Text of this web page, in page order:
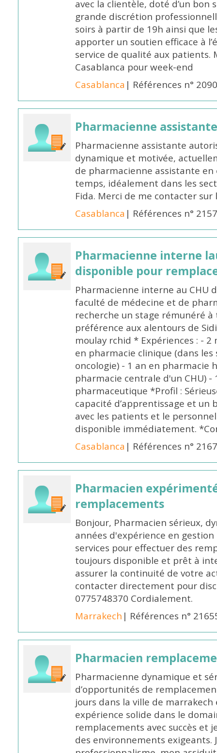
avec la clientèle, doté d’un bon
grande discrétion
soirs à partir de 19h ainsi que
apporter un soutien efficace à
service de qualité aux patients.
Casablanca pour week-end
Casablanca | Références n°
Pharmacienne
Pharmacienne assistante
dynamique et motivée,
de pharmacienne assistante en
temps, idéalement dans les
Fida. Merci de me contacter sur
Casablanca | Références n°
Pharmacienne interne
disponible pour
Pharmacienne interne au CHU
faculté de médecine et de
recherche un stage rémunéré
préférence aux alentours de
moulay rchid * Expériences : -
en pharmacie clinique (dans les
oncologie) - 1 an en pharmacie
pharmacie centrale d'un CHU)
pharmaceutique *Profil :
capacité d’apprentissage et un
avec les patients et le
disponible immédiatement.
Casablanca | Références n°
Pharmacien
remplacements
Bonjour, Pharmacien sérieux,
années d'expérience en
services pour effectuer des
toujours disponible et prêt à
assurer la continuité de votre
contacter directement pour
0775748370 Cordialement.
Marrakech | Références n°
Pharmacien
Pharmacienne dynamique et
d’opportunités de
jours dans la ville de marrakech
expérience solide dans le
remplacements avec succès et
des environnements exigeants.